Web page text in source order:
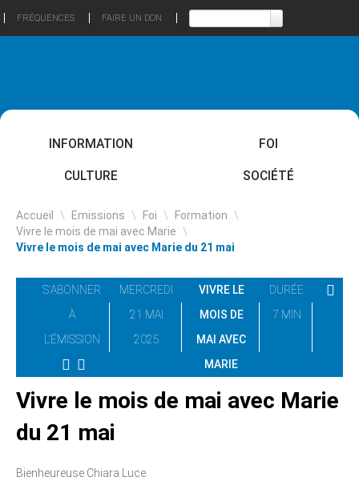
FRÉQUENCES FAIRE UN DON
INFORMATION FOI
CULTURE SOCIÉTÉ
Accueil \ Emissions \ Foi \ Formation \
Vivre le mois de mai avec Marie \
Vivre le mois de mai avec Marie du 21 mai
S'ABONNER
À
L'ÉMISSION
MERCREDI
21 MAI
2025
VIVRE LE
MOIS DE
MAI AVEC
MARIE
DURÉE
7 MIN
Vivre le mois de mai avec Marie
du 21 mai
Bienheureuse Chiara Luce